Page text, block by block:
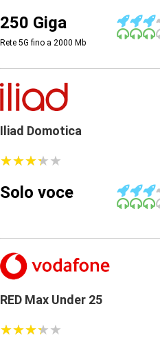
250 Giga
Rete 5G fino a 2000 Mb
Iliad Domotica
★★★★★
★★★★★
Solo voce
RED Max Under 25
★★★★★
★★★★★